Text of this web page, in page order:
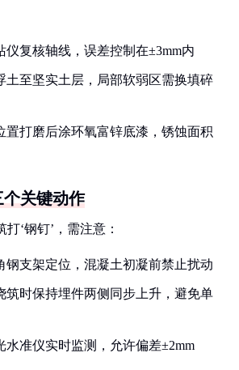
仪复核轴线，误差控制在±3mm内
土至坚实土层，局部软弱区需换填碎
置打磨后涂环氧富锌底漆，锈蚀面积
关键动作
‘钢钉’，需注意：
钢支架定位，混凝土初凝前禁止扰动
筑时保持埋件两侧同步上升，避免单
水准仪实时监测，允许偏差±2mm